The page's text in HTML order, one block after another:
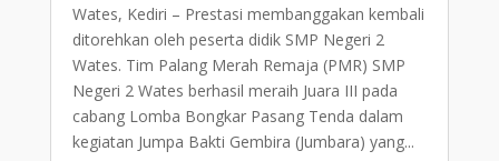
Wates, Kediri – Prestasi membanggakan kembali
ditorehkan oleh peserta didik SMP Negeri 2
Wates. Tim Palang Merah Remaja (PMR) SMP
Negeri 2 Wates berhasil meraih Juara III pada
cabang Lomba Bongkar Pasang Tenda dalam
kegiatan Jumpa Bakti Gembira (Jumbara) yang...